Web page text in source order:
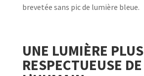
brevetée sans pic de lumière bleue.
UNE LUMIÈRE PLUS
RESPECTUEUSE DE